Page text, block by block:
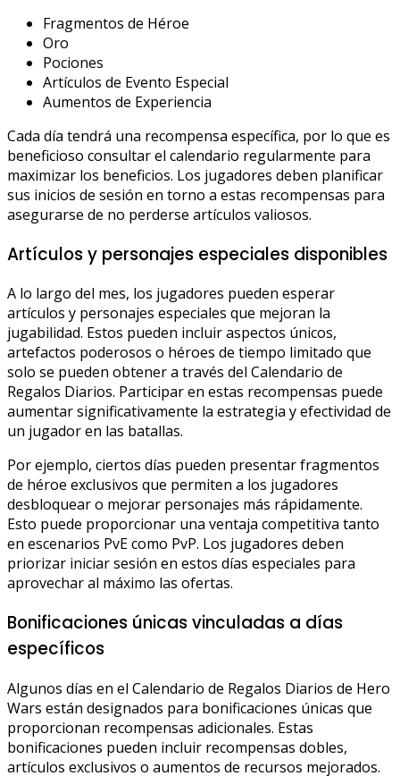
Fragmentos de Héroe
Oro
Pociones
Artículos de Evento Especial
Aumentos de Experiencia
Cada día tendrá una recompensa específica, por lo que es
beneficioso consultar el calendario regularmente para
maximizar los beneficios. Los jugadores deben planificar
sus inicios de sesión en torno a estas recompensas para
asegurarse de no perderse artículos valiosos.
Artículos y personajes especiales disponibles
A lo largo del mes, los jugadores pueden esperar
artículos y personajes especiales que mejoran la
jugabilidad. Estos pueden incluir aspectos únicos,
artefactos poderosos o héroes de tiempo limitado que
solo se pueden obtener a través del Calendario de
Regalos Diarios. Participar en estas recompensas puede
aumentar significativamente la estrategia y efectividad de
un jugador en las batallas.
Por ejemplo, ciertos días pueden presentar fragmentos
de héroe exclusivos que permiten a los jugadores
desbloquear o mejorar personajes más rápidamente.
Esto puede proporcionar una ventaja competitiva tanto
en escenarios PvE como PvP. Los jugadores deben
priorizar iniciar sesión en estos días especiales para
aprovechar al máximo las ofertas.
Bonificaciones únicas vinculadas a días
específicos
Algunos días en el Calendario de Regalos Diarios de Hero
Wars están designados para bonificaciones únicas que
proporcionan recompensas adicionales. Estas
bonificaciones pueden incluir recompensas dobles,
artículos exclusivos o aumentos de recursos mejorados.